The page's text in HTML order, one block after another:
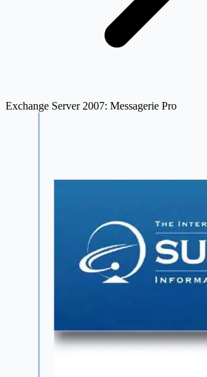
Exchange Server 2007: Messagerie Pro